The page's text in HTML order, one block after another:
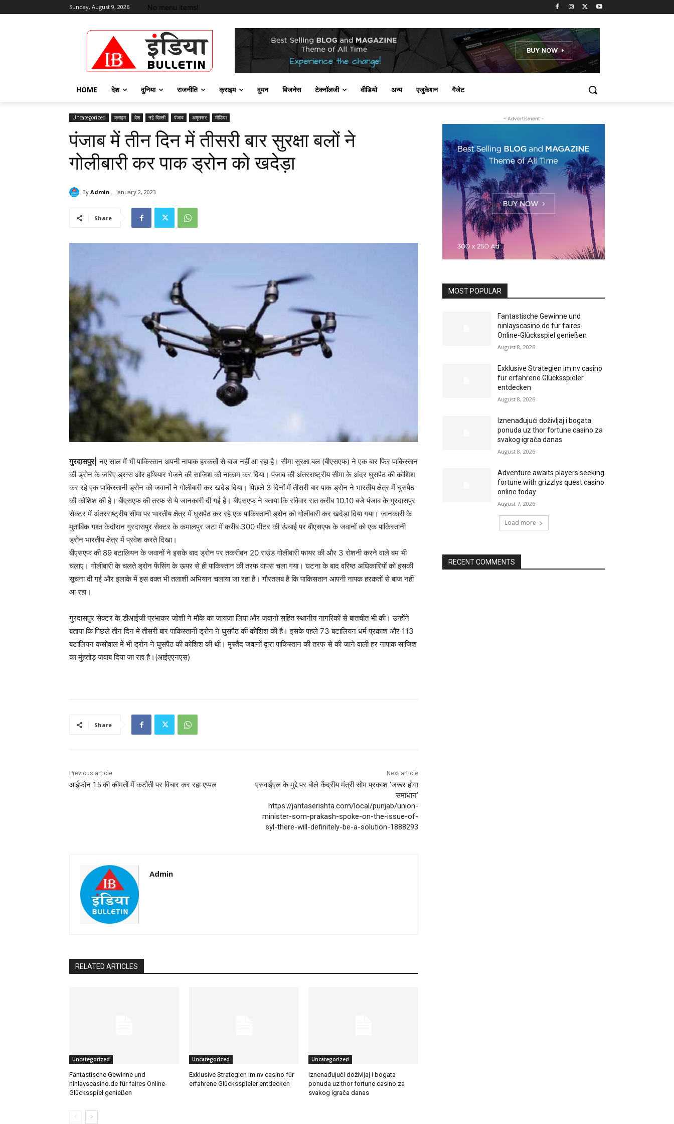
Sunday, August 9, 2026 No menu items!
HOME देश दुनिया राजनीति क्राइम वुमन बिजनेस टेक्नॉलजी वीडियो अन्य एजुकेशन गैजेट
Uncategorized क्राइम देश नई दिल्ली पंजाब अमृतसर मीडिया
पंजाब में तीन दिन में तीसरी बार सुरक्षा बलों ने
गोलीबारी कर पाक ड्रोन को खदेड़ा
By Admin January 2, 2023
Share
गुरदासपुर| नए साल में भी पाकिस्तान अपनी नापाक हरकतों से बाज नहीं आ रहा है। सीमा सुरक्षा बल (बीएसएफ) ने एक बार फिर पाकिस्तान
की ड्रोन के जरिए ड्रग्स और हथियार भेजने की साजिश को नाकाम कर दिया। पंजाब की अंतरराष्ट्रीय सीमा के अंदर घुसपैठ की कोशिश
कर रहे एक पाकिस्तानी ड्रोन को जवानों ने गोलीबारी कर खदेड़ दिया। पिछले 3 दिनों में तीसरी बार पाक ड्रोन ने भारतीय क्षेत्र में घुसपैठ
की कोशिश की है। बीएसएफ की तरफ से ये जानकारी दी गई है। बीएसएफ ने बताया कि रविवार रात करीब 10.10 बजे पंजाब के गुरदासपुर
सेक्टर में अंतरराष्ट्रीय सीमा पर भारतीय क्षेत्र में घुसपैठ कर रहे एक पाकिस्तानी ड्रोन को गोलीबारी कर खदेड़ा दिया गया। जानकारी के
मुताबिक गश्त केदौरान गुरदासपुर सेक्टर के कमालपुर जटा में करीब 300 मीटर की ऊंचाई पर बीएसएफ के जवानों को एक पाकिस्तानी
ड्रोन भारतीय क्षेत्र में प्रवेश करते दिखा।
बीएसएफ की 89 बटालियन के जवानों ने इसके बाद ड्रोन पर तकरीबन 20 राउंड गोलीबारी फायर की और 3 रोशनी करने वाले बम भी
चलाए। गोलीबारी के चलते ड्रोन फेंसिंग के ऊपर से ही पाकिस्तान की तरफ वापस चला गया। घटना के बाद वरिष्ठ अधिकारियों को इसकी
सूचना दी गई और इलाके में इस वक्त भी तलाशी अभियान चलाया जा रहा है। गौरतलब है कि पाकिसतान आपनी नापक हरकतों से बाज नहीं
आ रहा।
गुरदासपुर सेक्टर के डीआईजी प्रभाकर जोशी ने मौके का जायजा लिया और जवानों सहित स्थानीय नागरिकों से बातचीत भी की। उन्होंने
बताया कि पिछले तीन दिन में तीसरी बार पाकिस्तानी ड्रोन ने घुसपैठ की कोशिश की है। इसके पहले 73 बटालियन धर्म प्रकाश और 113
बटालियन कसोवाल में भी ड्रोन ने घुसपैठ की कोशिश की थी। मुस्तैद जवानों द्वारा पाकिस्तान की तरफ से की जाने वाली हर नापाक साजिश
का मुंहतोड़ जवाब दिया जा रहा है।(आईएएनएस)
Share
Previous article
आईफोन 15 की कीमतों में कटौती पर विचार कर रहा एप्पल
Next article
एसवाईएल के मुद्दे पर बोले केंद्रीय मंत्री सोम प्रकाश ‘जरूर होगा
समाधान’
https://jantaserishta.com/local/punjab/union-
minister-som-prakash-spoke-on-the-issue-of-
syl-there-will-definitely-be-a-solution-1888293
Admin
RELATED ARTICLES
Uncategorized
Fantastische Gewinne und
ninlayscasino.de für faires Online-
Glücksspiel genießen
Uncategorized
Exklusive Strategien im nv casino für
erfahrene Glücksspieler entdecken
Uncategorized
Iznenađujući doživljaj i bogata
ponuda uz thor fortune casino za
svakog igrača danas
- Advertisment -
MOST POPULAR
Fantastische Gewinne und
ninlayscasino.de für faires
Online-Glücksspiel genießen
August 8, 2026
Exklusive Strategien im nv casino
für erfahrene Glücksspieler
entdecken
August 8, 2026
Iznenađujući doživljaj i bogata
ponuda uz thor fortune casino za
svakog igrača danas
August 8, 2026
Adventure awaits players seeking
fortune with grizzlys quest casino
online today
August 7, 2026
Load more
RECENT COMMENTS